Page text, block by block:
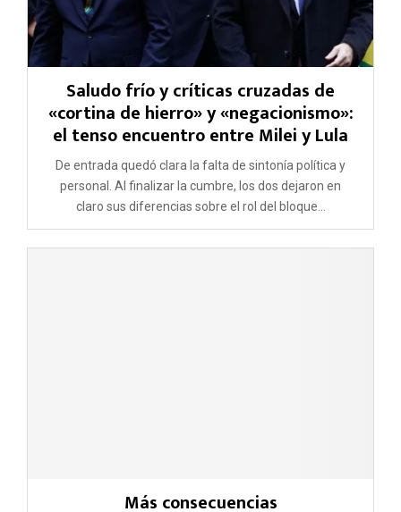
Saludo frío y críticas cruzadas de
«cortina de hierro» y «negacionismo»:
el tenso encuentro entre Milei y Lula
De entrada quedó clara la falta de sintonía política y
personal. Al finalizar la cumbre, los dos dejaron en
claro sus diferencias sobre el rol del bloque...
Más consecuencias